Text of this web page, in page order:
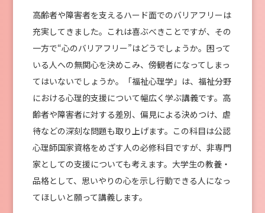
⾼齢者や障害者を⽀えるハード⾯でのバリアフリーは
充実してきました。これは喜ぶべきことですが、その
⼀⽅で“⼼のバリアフリー”はどうでしょうか。困って
いる⼈への無関⼼を決めこみ、傍観者になってしまっ
てはいないでしょうか。「福祉⼼理学」は、福祉分野
における⼼理的⽀援について幅広く学ぶ講義です。⾼
齢者や障害者に対する差別、偏⾒による決めつけ、虐
待などの深刻な問題も取り上げます。この科⽬は公認
⼼理師国家資格をめざす⼈の必修科⽬ですが、⾮専⾨
家としての⽀援についても考えます。大学⽣の教養・
品格として、思いやりの⼼を⽰し⾏動できる⼈になっ
てほしいと願って講義します。